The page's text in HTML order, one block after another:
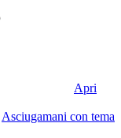
Apri
Asciugamani con tema